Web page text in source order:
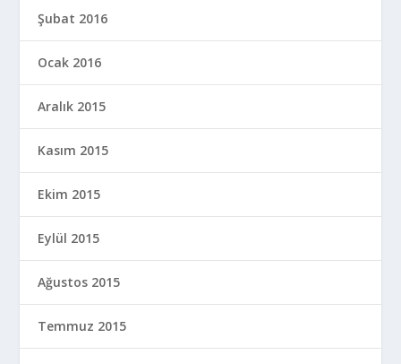
Şubat 2016
Ocak 2016
Aralık 2015
Kasım 2015
Ekim 2015
Eylül 2015
Ağustos 2015
Temmuz 2015